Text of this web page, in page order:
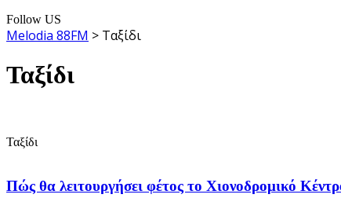
Follow US
Melodia 88FM > Ταξίδι
Ταξίδι
Ταξίδι
Πώς θα λειτουργήσει φέτος το Χιονοδρομικό